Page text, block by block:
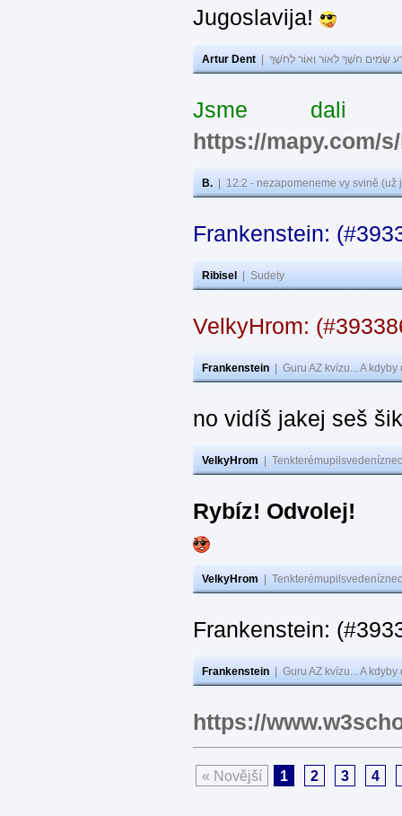
Jugoslavija!
Artur Dent שָׂמִים חֹשֶׁךְ לְאוֹר וְאוֹר לְחֹשֶׁךְ
Jsme dali
https://mapy.com/
B. 12:2 - nezapomeneme vy svině
Frankenstein:
Ribisel Sudety
VelkyHrom:
Frankenstein Guru AZ kvízu... A
no vidíš jakej seš
VelkyHrom
Rybíz! Odvolej!
VelkyHrom
Frankenstein:
Frankenstein Guru AZ kvízu... A
https://
« Novější 1 2 3 4